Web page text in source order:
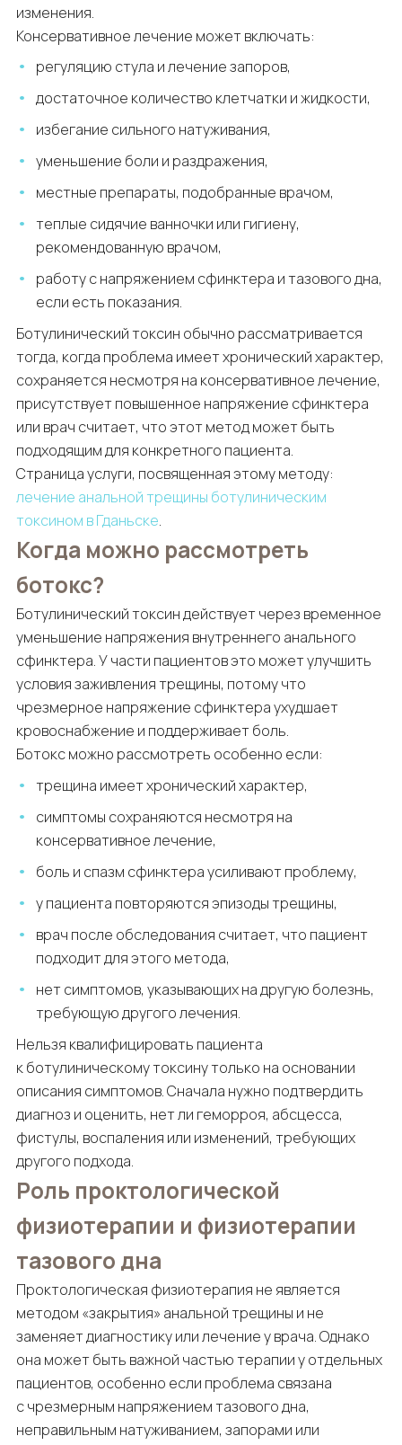
изменения.
Консервативное лечение может включать:
регуляцию стула и лечение запоров,
достаточное количество клетчатки и жидкости,
избегание сильного натуживания,
уменьшение боли и раздражения,
местные препараты, подобранные врачом,
теплые сидячие ванночки или гигиену,
рекомендованную врачом,
работу с напряжением сфинктера и тазового дна,
если есть показания.
Ботулинический токсин обычно рассматривается
тогда, когда проблема имеет хронический характер,
сохраняется несмотря на консервативное лечение,
присутствует повышенное напряжение сфинктера
или врач считает, что этот метод может быть
подходящим для конкретного пациента.
Страница услуги, посвященная этому методу:
лечение анальной трещины ботулиническим
токсином в Гданьске.
Когда можно рассмотреть
ботокс?
Ботулинический токсин действует через временное
уменьшение напряжения внутреннего анального
сфинктера. У части пациентов это может улучшить
условия заживления трещины, потому что
чрезмерное напряжение сфинктера ухудшает
кровоснабжение и поддерживает боль.
Ботокс можно рассмотреть особенно если:
трещина имеет хронический характер,
симптомы сохраняются несмотря на
консервативное лечение,
боль и спазм сфинктера усиливают проблему,
у пациента повторяются эпизоды трещины,
врач после обследования считает, что пациент
подходит для этого метода,
нет симптомов, указывающих на другую болезнь,
требующую другого лечения.
Нельзя квалифицировать пациента
к ботулиническому токсину только на основании
описания симптомов. Сначала нужно подтвердить
диагноз и оценить, нет ли геморроя, абсцесса,
фистулы, воспаления или изменений, требующих
другого подхода.
Роль проктологической
физиотерапии и физиотерапии
тазового дна
Проктологическая физиотерапия не является
методом «закрытия» анальной трещины и не
заменяет диагностику или лечение у врача. Однако
она может быть важной частью терапии у отдельных
пациентов, особенно если проблема связана
с чрезмерным напряжением тазового дна,
неправильным натуживанием, запорами или